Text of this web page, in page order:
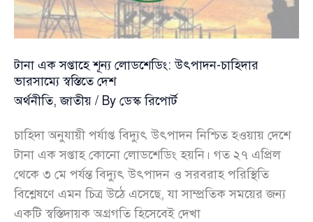
টানা এক সপ্তাহে শূন্য লোডশেডিং: উৎপাদন-চাহিদার
ভারসাম্যে স্বস্তিতে দেশ
অর্থনীতি,জাতীয় / By ডেস্ক রিপোর্ট
চাহিদা অনুযায়ী পর্যাপ্ত বিদ্যুৎ উৎপাদন নিশ্চিত হওয়ায় দেশে
টানা এক সপ্তাহ কোনো লোডশেডিং হয়নি। গত ২৭ এপ্রিল
থেকে ৩ মে পর্যন্ত বিদ্যুৎ উৎপাদন ও সরবরাহ পরিস্থিতি
বিশ্লেষণে এমন চিত্র উঠে এসেছে, যা সাম্প্রতিক সময়ের জন্য
একটি স্বস্তিদায়ক অগ্রগতি হিসেবেই দেখা